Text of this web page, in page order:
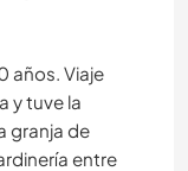
años. Viaje
y tuve la
granja de
entre